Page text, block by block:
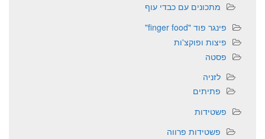
מתכונים עם כבדי עוף
פינגר פוד "finger food"
פיצות ופוקצ'ות
פסטה
לזניה
פתיתים
פשטידות
פשטידות פרווה